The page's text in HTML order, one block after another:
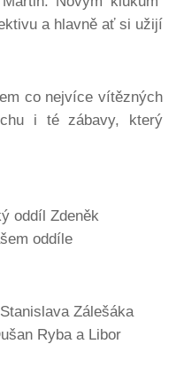
a hlavně ať si užijí
co nejvíce vítězných
i té zábavy, který
Zdeněk
oddíle
Zálešáka
Ryba a Libor